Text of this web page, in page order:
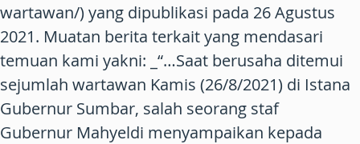
wartawan/) yang dipublikasi pada 26 Agustus
2021. Muatan berita terkait yang mendasari
temuan kami yakni: _“…Saat berusaha ditemui
sejumlah wartawan Kamis (26/8/2021) di Istana
Gubernur Sumbar, salah seorang staf
Gubernur Mahyeldi menyampaikan kepada